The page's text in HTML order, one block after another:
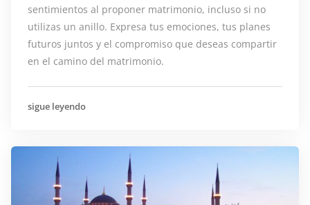
sentimientos al proponer matrimonio, incluso si no
utilizas un anillo. Expresa tus emociones, tus planes
futuros juntos y el compromiso que deseas compartir
en el camino del matrimonio.
sigue leyendo